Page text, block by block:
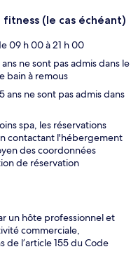
(le cas échéant)
09 h 00 à 21 h 00
ne sont pas admis dans le
bain à remous
ans ne sont pas admis dans
spa, les réservations
contactant l'hébergement
des coordonnées
de réservation
un hôte professionnel et
commerciale,
de l’article 155 du Code